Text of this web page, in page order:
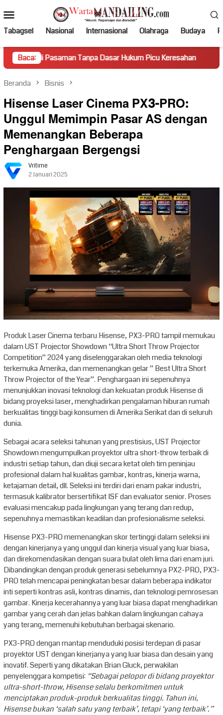
ke
kontenMobile
Tabagsel Nasional Internasional Olahraga Budaya
Baca:Tanpa Dasar Hukum Picu Keresahan Truk Miring
Beranda Bisnis
Hisense Laser Cinema PX3-PRO:
Unggul Memimpin Pasar AS dengan
Memenangkan Beberapa
Penghargaan Bergengsi
Vritime
2 Januari 2025
Produk Laser Cinema terbaru Hisense, PX3-PRO tampil memukau
dalam UST Projector Showdown “Ultra Short Throw Projector
Competition” 2024 yang diselenggarakan oleh media teknologi
terkemuka Amerika, dan memenangkan gelar ” Best Ultra Short
Throw Projector of the Year”. Penghargaan ini sepenuhnya
menunjukkan inovasi teknologi dan kekuatan produk Hisense di
bidang proyeksi laser, menghadirkan pengalaman hiburan rumah
berkualitas tinggi bagi konsumen di Amerika Serikat dan di seluruh
dunia.
Sebagai acara seleksi tahunan yang prestisius, UST Projector
Showdown mengumpulkan proyektor ultra short-throw terbaik di
industri setiap tahun, dan diuji secara ketat oleh tim peninjau
profesional dalam hal kualitas gambar, kontras, kinerja warna,
ketajaman detail, dll. Seleksi ini terdiri dari enam pakar industri,
termasuk kalibrator bersertifikat ISF dan evaluator senior. Proses
evaluasi mencakup pada lingkungan yang terang dan redup,
sepenuhnya memastikan keadilan dan profesionalisme seleksi.
Hisense PX3-PRO memenangkan skor tertinggi dalam seleksi ini
dengan kinerjanya yang unggul dan kinerja visual yang luar biasa,
dan direkomendasikan dengan suara bulat oleh lima dari enam juri.
Dibandingkan dengan produk generasi sebelumnya PX2-PRO, PX3-
PRO telah mencapai peningkatan besar dalam beberapa indikator
inti seperti kontras asli, kontras dinamis, dan teknologi pemrosesan
gambar. Kinerja kecerahannya yang luar biasa dapat menghadirkan
gambar yang cerah dan jelas bahkan dalam lingkungan cahaya
yang terang, memenuhi kebutuhan berbagai skenario.
PX3-PRO dengan mantap menduduki posisi terdepan di pasar
proyektor UST dengan kinerjanya yang luar biasa dan desain yang
inovatif. Seperti yang dikatakan Brian Gluck, perwakilan
penyelenggara kompetisi: “Sebagai pelopor di bidang proyektor
ultra-short-throw, Hisense selalu berkomitmen untuk
menciptakan produk-produk berkualitas tinggi. Tahun ini,
Hisense bukan ‘salah satu yang terbaik’, tetapi ‘yang terbaik’.”